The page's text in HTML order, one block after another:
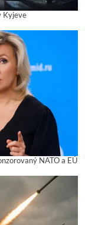
Kyjeve
NATO a EÚ